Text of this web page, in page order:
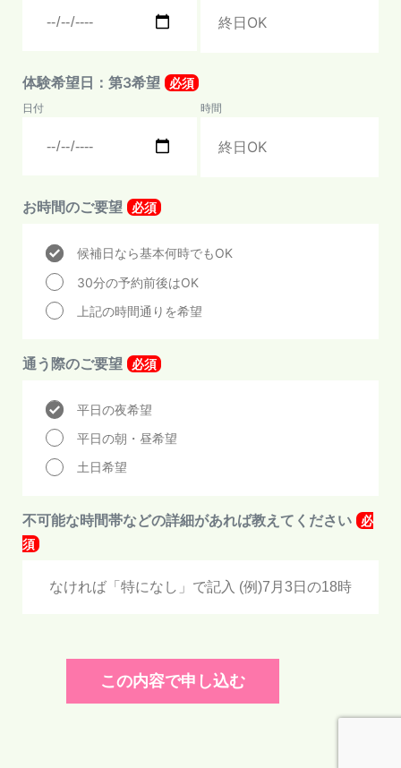
体験希望日：第3希望 必須
日付 時間
お時間のご要望 必須
候補日なら基本何時でもOK
30分の予約前後はOK
上記の時間通りを希望
通う際のご要望 必須
平日の夜希望
平日の朝・昼希望
土日希望
不可能な時間帯などの詳細があれば教えてください
必
須